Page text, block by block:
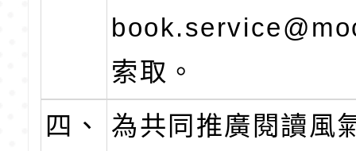
索取。
四、
為共同推廣閱讀風